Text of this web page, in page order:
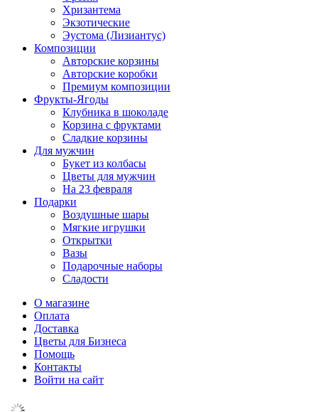
Хризантема
Экзотические
Эустома (Лизиантус)
Композиции
Авторские корзины
Авторские коробки
Премиум композиции
Фрукты-Ягоды
Клубника в шоколаде
Корзина с фруктами
Сладкие корзины
Для мужчин
Букет из колбасы
Цветы для мужчин
На 23 февраля
Подарки
Воздушные шары
Мягкие игрушки
Открытки
Вазы
Подарочные наборы
Сладости
О магазине
Оплата
Доставка
Цветы для Бизнеса
Помощь
Контакты
Войти на сайт